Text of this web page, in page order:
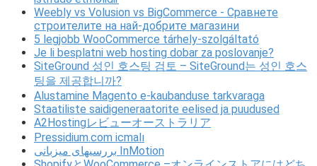
Weebly vs Volusion vs BigCommerce - Сравнете
строителите на най-добрите магазини
5 legjobb WooCommerce tárhely-szolgáltató
Je li besplatni web hosting dobar za poslovanje?
SiteGround 성인 호스팅 검토 – SiteGround는 성인 호스
팅을 제공합니까?
Alustamine Magento e-kaubanduse tarkvaraga
Staatiliste saidigeneraatorite eelised ja puudused
A2Hostingレビューオーストラリア
Pressidium.com icmalı
بررسیهای میزبانی InMotion